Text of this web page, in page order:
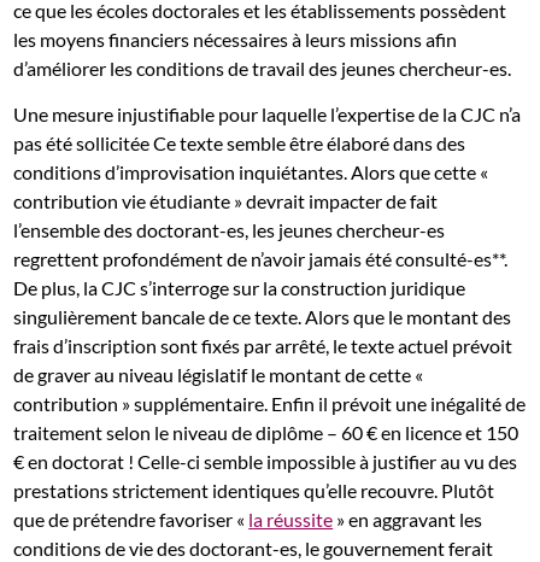
ce que les écoles doctorales et les établissements possèdent
les moyens financiers nécessaires à leurs missions afin
d’améliorer les conditions de travail des jeunes chercheur-es.
Une mesure injustifiable pour laquelle l’expertise de la CJC n’a
pas été sollicitée Ce texte semble être élaboré dans des
conditions d’improvisation inquiétantes. Alors que cette «
contribution vie étudiante » devrait impacter de fait
l’ensemble des doctorant-es, les jeunes chercheur-es
regrettent profondément de n’avoir jamais été consulté-es**.
De plus, la CJC s’interroge sur la construction juridique
singulièrement bancale de ce texte. Alors que le montant des
frais d’inscription sont fixés par arrêté, le texte actuel prévoit
de graver au niveau législatif le montant de cette «
contribution » supplémentaire. Enfin il prévoit une inégalité de
traitement selon le niveau de diplôme – 60 € en licence et 150
€ en doctorat ! Celle-ci semble impossible à justifier au vu des
prestations strictement identiques qu’elle recouvre. Plutôt
que de prétendre favoriser « la réussite » en aggravant les
conditions de vie des doctorant-es, le gouvernement ferait